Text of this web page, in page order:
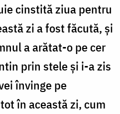
cinstită ziua pentru
zi a fost făcută, și
a arătat-o pe cer
prin stele și i-a zis
învinge pe
în această zi, cum